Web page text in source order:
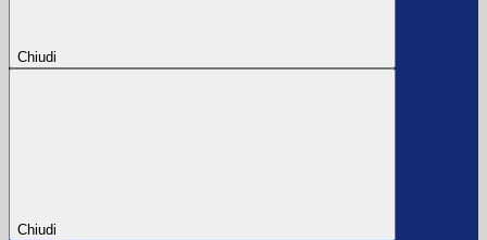
Chiudi
Chiudi